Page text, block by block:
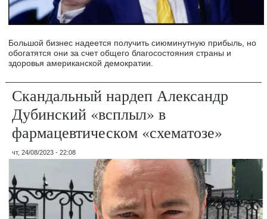
Большой бизнес надеется получить сиюминутную прибыль, но
обогатятся они за счет общего благосостояния страны и
здоровья американской демократии.
Скандальный нардеп Александр
Дубинский «всплыл» в
фармацевтическом «схематозе»
чт, 24/08/2023 - 22:08